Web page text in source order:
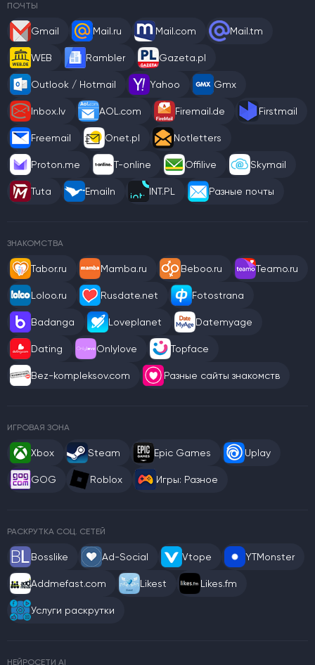
ПОЧТЫ
Gmail Mail.ru Mail.com Mail.tm
WEB Rambler Gazeta.pl
Outlook / Hotmail Yahoo Gmx
Inbox.lv AOL.com Firemail.de Firstmail
Freemail Onet.pl Notletters
Proton.me T-online Offilive Skymail
Tuta Emailn INT.PL Разные почты
ЗНАКОМСТВА
Tabor.ru Mamba.ru Beboo.ru Teamo.ru
Loloo.ru Rusdate.net Fotostrana
Badanga Loveplanet Datemyage
Dating Onlylove Topface
Bez-kompleksov.com Разные сайты знакомств
ИГРОВАЯ ЗОНА
Xbox Steam Epic Games Uplay
GOG Roblox Игры: Разное
РАСКРУТКА СОЦ. СЕТЕЙ
Bosslike Ad-Social Vtope YTMonster
Addmefast.com Likest Likes.fm
Услуги раскрутки
НЕЙРОСЕТИ AI